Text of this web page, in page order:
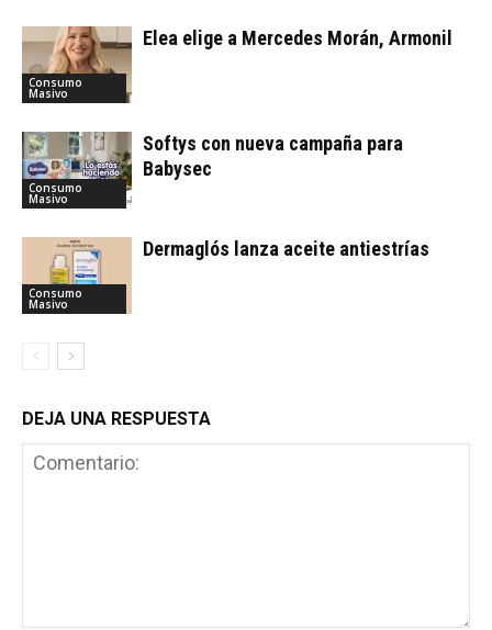
Consumo
Masivo
Elea elige a Mercedes Morán, Armonil
Consumo
Masivo
Softys con nueva campaña para
Babysec
Consumo
Masivo
Dermaglós lanza aceite antiestrías
DEJA UNA RESPUESTA